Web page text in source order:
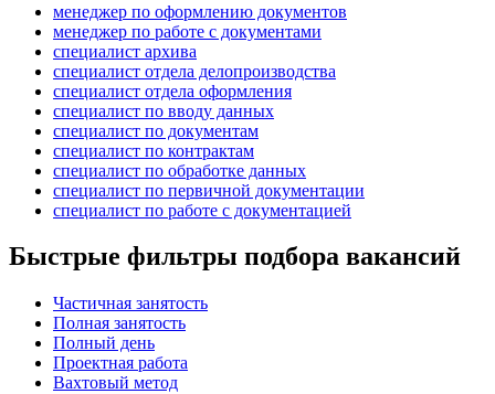
менеджер по оформлению документов
менеджер по работе с документами
специалист архива
специалист отдела делопроизводства
специалист отдела оформления
специалист по вводу данных
специалист по документам
специалист по контрактам
специалист по обработке данных
специалист по первичной документации
специалист по работе с документацией
Быстрые фильтры подбора вакансий
Частичная занятость
Полная занятость
Полный день
Проектная работа
Вахтовый метод